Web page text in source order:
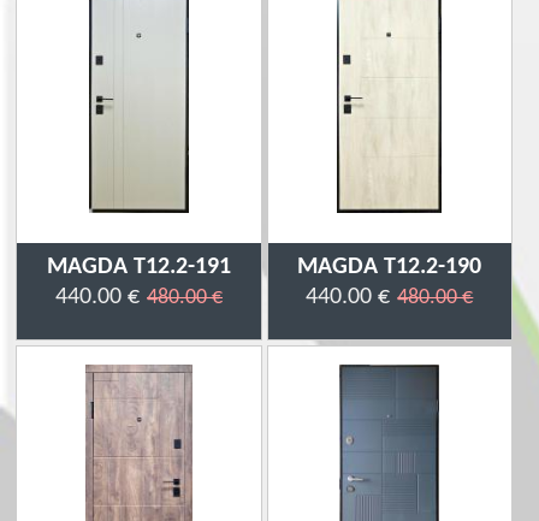
MAGDA T12.2-191
440.00 € 480.00 €
MAGDA T12.2-190
440.00 € 480.00 €